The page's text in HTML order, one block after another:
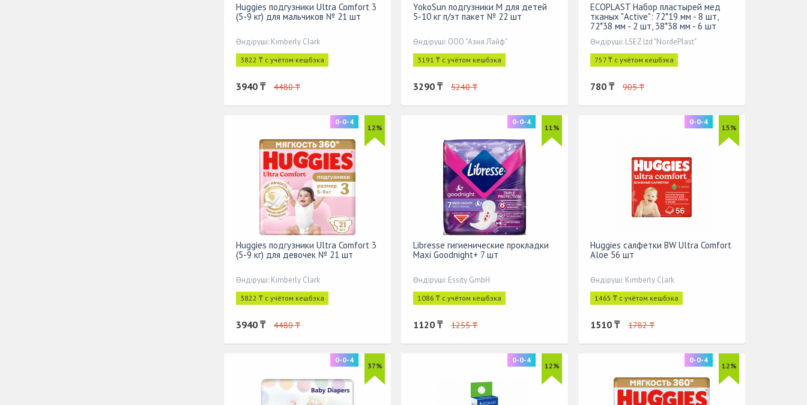
Huggies подгузники Ultra Comfort 3
(5-9 кг) для мальчиков № 21 шт
Өндіруші: Kimberly Clark
3822 ₸ с учётом кешбэка
3940 ₸ 4480 ₸
YokoSun подгузники M для детей
5-10 кг п/эт пакет № 22 шт
Өндіруші: ООО "Азия Лайф"
3191 ₸ с учётом кешбэка
3290 ₸ 5240 ₸
ECOPLAST Набор пластырей мед
тканых "Active": 72*19 мм - 8 шт,
72*38 мм - 2 шт, 38*38 мм - 6 шт
Өндіруші: LSEZ Ltd "NordePlast"
757 ₸ с учётом кешбэка
780 ₸ 905 ₸
12%
0-0-4
Huggies подгузники Ultra Comfort 3
(5-9 кг) для девочек № 21 шт
Өндіруші: Kimberly Clark
3822 ₸ с учётом кешбэка
3940 ₸ 4480 ₸
11%
0-0-4
Libresse гигиенические прокладки
Maxi Goodnight+ 7 шт
Өндіруші: Essity GmbH
1086 ₸ с учётом кешбэка
1120 ₸ 1255 ₸
15%
0-0-4
Huggies салфетки BW Ultra Comfort
Aloe 56 шт
Өндіруші: Kimberly Clark
1465 ₸ с учётом кешбэка
1510 ₸ 1782 ₸
37%
0-0-4
12%
0-0-4
12%
0-0-4